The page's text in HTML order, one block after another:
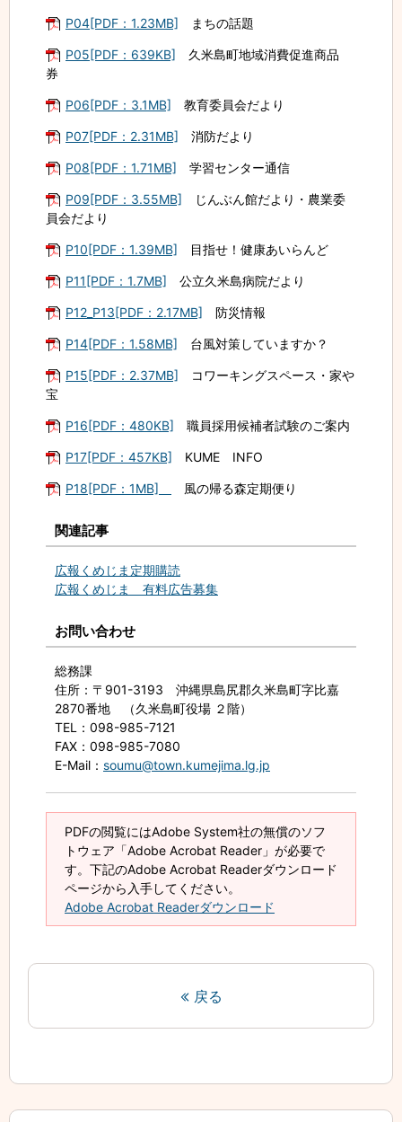
P04[PDF：1.23MB] まちの話題
P05[PDF：639KB] 久米島町地域消費促進商品
券
P06[PDF：3.1MB] 教育委員会だより
P07[PDF：2.31MB] 消防だより
P08[PDF：1.71MB] 学習センター通信
P09[PDF：3.55MB] じんぶん館だより・農業委
員会だより
P10[PDF：1.39MB] 目指せ！健康あいらんど
P11[PDF：1.7MB] 公立久米島病院だより
P12_P13[PDF：2.17MB] 防災情報
P14[PDF：1.58MB] 台風対策していますか？
P15[PDF：2.37MB] コワーキングスペース・家や
宝
P16[PDF：480KB] 職員採用候補者試験のご案内
P17[PDF：457KB] KUME INFO
P18[PDF：1MB] 風の帰る森定期便り
関連記事
広報くめじま定期購読
広報くめじま 有料広告募集
お問い合わせ
総務課
住所 ：〒901-3193 沖縄県島尻郡久米島町字比嘉
2870番地 （久米島町役場 ２階）
TEL
：098-985-7121
FAX ：098-985-7080
E-Mail ： soumu@town.kumejima.lg.jp
PDFの閲覧にはAdobe System社の無償のソフ
トウェア「Adobe Acrobat Reader」が必要で
す。下記のAdobe Acrobat Readerダウンロード
ページから入手してください。
Adobe Acrobat Readerダウンロード
戻る